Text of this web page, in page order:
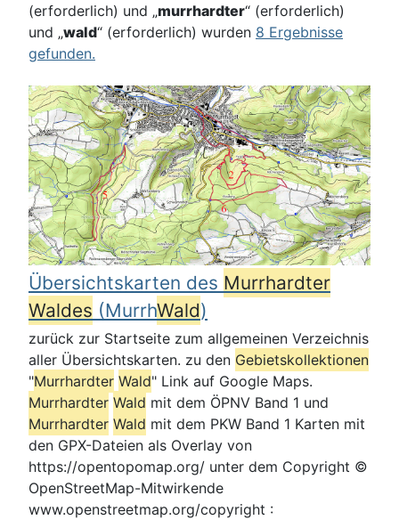
(erforderlich) und „murrhardter“ (erforderlich)
und „wald“ (erforderlich) wurden 8 Ergebnisse
gefunden.
Übersichtskarten des Murrhardter
Waldes (MurrhWald)
zurück zur Startseite zum allgemeinen Verzeichnis
aller Übersichtskarten. zu den Gebietskollektionen
"Murrhardter Wald" Link auf Google Maps.
Murrhardter Wald mit dem ÖPNV Band 1 und
Murrhardter Wald mit dem PKW Band 1 Karten mit
den GPX-Dateien als Overlay von
https://opentopomap.org/ unter dem Copyright ©
OpenStreetMap-Mitwirkende
www.openstreetmap.org/copyright :